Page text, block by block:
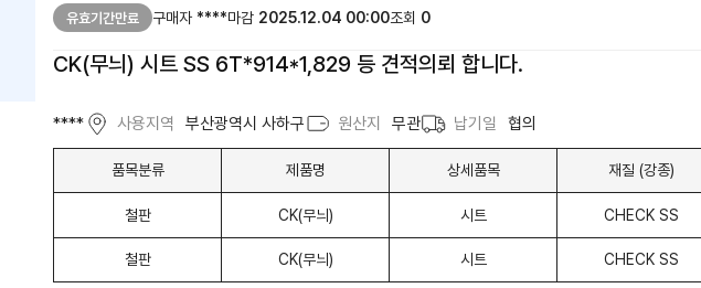
유효기간만료 구매자 ****마감 2025.12.04 00:00조회 0
CK(무늬) 시트 SS 6T*914*1,829 등 견적의뢰 합니다.
**** 사용지역 부산광역시 사하구 원산지 무관 납기일 협의
품목분류 제품명 상세품목 재질 (강종)
철판 CK(무늬) 시트 CHECK SS
철판 CK(무늬) 시트 CHECK SS